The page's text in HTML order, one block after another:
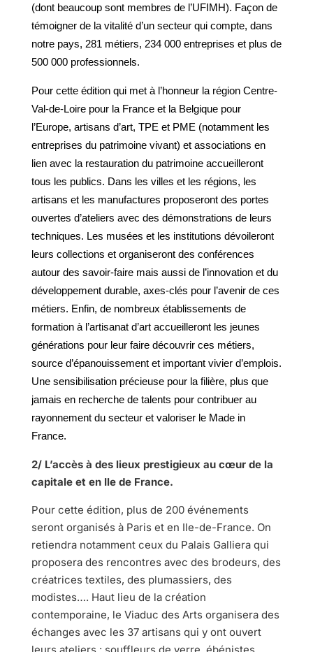
(dont beaucoup sont membres de l’UFIMH). Façon de
témoigner de la vitalité d’un secteur qui compte, dans
notre pays, 281 métiers, 234 000 entreprises et plus de
500 000 professionnels.
Pour cette édition qui met à l’honneur la région Centre-
Val-de-Loire pour la France et la Belgique pour
l’Europe, artisans d’art, TPE et PME (notamment les
entreprises du patrimoine vivant) et associations en
lien avec la restauration du patrimoine accueilleront
tous les publics. Dans les villes et les régions, les
artisans et les manufactures proposeront des portes
ouvertes d’ateliers avec des démonstrations de leurs
techniques. Les musées et les institutions dévoileront
leurs collections et organiseront des conférences
autour des savoir-faire mais aussi de l’innovation et du
développement durable, axes-clés pour l’avenir de ces
métiers. Enfin, de nombreux établissements de
formation à l’artisanat d’art accueilleront les jeunes
générations pour leur faire découvrir ces métiers,
source d’épanouissement et important vivier d’emplois.
Une sensibilisation précieuse pour la filière, plus que
jamais en recherche de talents pour contribuer au
rayonnement du secteur et valoriser le Made in
France.
2/ L’accès à des lieux prestigieux au cœur de la
capitale et en Ile de France.
Pour cette édition, plus de 200 événements
seront organisés à Paris et en Ile-de-France. On
retiendra notamment ceux du Palais Galliera qui
proposera des rencontres avec des brodeurs, des
créatrices textiles, des plumassiers, des
modistes…. Haut lieu de la création
contemporaine, le Viaduc des Arts organisera des
échanges avec les 37 artisans qui y ont ouvert